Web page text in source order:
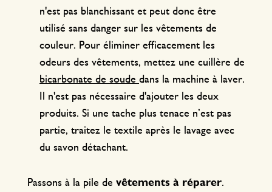
n'est pas blanchissant et peut donc être
utilisé sans danger sur les vêtements de
couleur. Pour éliminer efficacement les
odeurs des vêtements, mettez une cuillère de
bicarbonate de soude dans la machine à laver.
Il n'est pas nécessaire d'ajouter les deux
produits. Si une tache plus tenace n’est pas
partie, traitez le textile après le lavage avec
du savon détachant.
Passons à la pile de vêtements à réparer.